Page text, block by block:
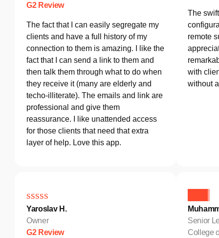
G2 Review
The fact that I can easily segregate my
clients and have a full history of my
connection to them is amazing. I like the
fact that I can send a link to them and
then talk them through what to do when
they receive it (many are elderly and
techo-illiterate). The emails and link are
professional and give them
reassurance. I like unattended access
for those clients that need that extra
layer of help. Love this app.
The
remote
with
without
Yaroslav H.
Owner
G2 Review
Senior
College